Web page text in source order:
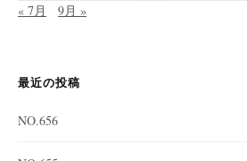
« 7月 9月 »
最近の投稿
NO.656